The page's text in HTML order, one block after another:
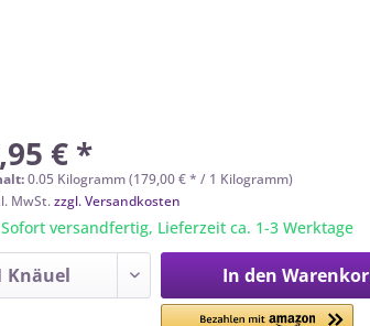
€ *
0.05 Kilogramm (179,00 € * / 1 Kilogramm)
MwSt.zzgl. Versandkosten
Sofort versandfertig, Lieferzeit ca. 1-3 Werktage
In den